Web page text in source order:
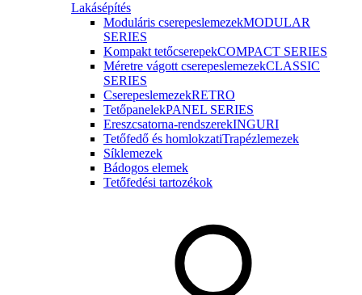
Lakásépítés
Moduláris cserepeslemezekMODULAR
SERIES
Kompakt tetőcserepekCOMPACT SERIES
Méretre vágott cserepeslemezekCLASSIC
SERIES
CserepeslemezekRETRO
TetőpanelekPANEL SERIES
Ereszcsatorna-rendszerekINGURI
Tetőfedő és homlokzatiTrapézlemezek
Síklemezek
Bádogos elemek
Tetőfedési tartozékok